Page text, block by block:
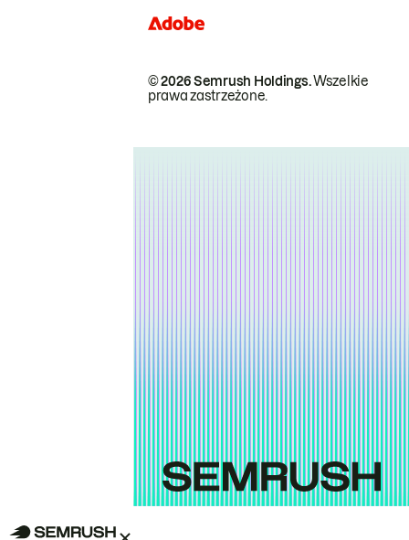
© 2026 Semrush Holdings.Wszelkie
prawa zastrzeżone.